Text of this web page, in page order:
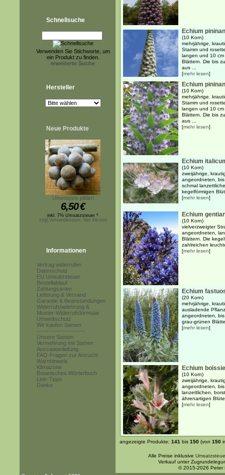
Schnellsuche
Verwenden Sie Stichworte, um
ein Produkt zu finden.
erweiterte Suche
Hersteller
Neue Produkte
Unonopsis pittieri
6,50€
inkl. 7% Umsatzsteuer *
zzgl.Versandkosten, hier klicken
Informationen
Vertrag widerrufen
Datenschutz
EU Umsatzsteuer
Bestellablauf
Zahlungsarten
Lieferung & Versand
Garantie & Beanstandungen
Widerrufsbelehrung &
Muster-Widerrufsformular
Umweltschutz
Wir kaufen Samen
------------------------
Unsere Samen
Vermehrung mit Samen
Aussaatanleitung
FAQ-Fragen zur Anzucht
Warnhinweis
Klimazone
Botanisches Wörterbuch
Link-Tipps
Danke
Echium
(10 Korn)
mehrjährige,
Stamm und
langen und 10
Blättern. Die bis
aus ...
[mehr lesen]
Echium
(10 Korn)
mehrjährige,
Stamm und
langen und 10
Blättern. Die bis
aus ...
[mehr lesen]
Echium
(10 Korn)
zweijährige,
angeordneten,
schmal
kegelförmigen
[mehr lesen]
Echium
(10 Korn)
vielverzweigter
angeordneten,
Blättern. Die
zahlreichen
[mehr lesen]
Echium
(20 Korn)
mehrjährige,
ausladende
angeordneten,
grau-grünen
[mehr lesen]
Echium
(10 Korn)
zweijährige,
angeordneten,
lanzettlichen,
ährenartigen
[mehr lesen]
angezeigte Produkte: 141 bis 150 (von 150
Alle Preise inklusive
Verkauf unter
© 2015-2026 Peter